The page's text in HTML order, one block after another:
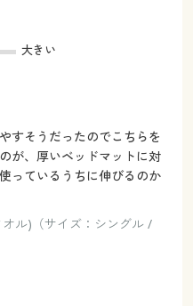
大きい
すそうだったのでこちらを
が、厚いベッドマットに対
っているうちに伸びるのか
ル)（サイズ：シングル /